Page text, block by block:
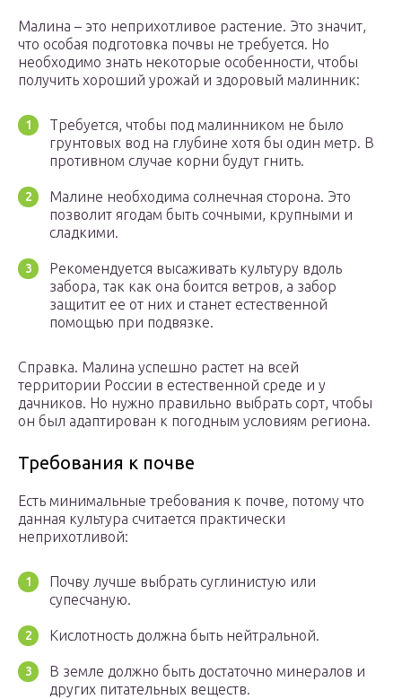
Малина – это неприхотливое растение. Это значит,
что особая подготовка почвы не требуется. Но
необходимо знать некоторые особенности, чтобы
получить хороший урожай и здоровый малинник:
Требуется, чтобы под малинником не было
грунтовых вод на глубине хотя бы один метр. В
противном случае корни будут гнить.
Малине необходима солнечная сторона. Это
позволит ягодам быть сочными, крупными и
сладкими.
Рекомендуется высаживать культуру вдоль
забора, так как она боится ветров, а забор
защитит ее от них и станет естественной
помощью при подвязке.
Справка. Малина успешно растет на всей
территории России в естественной среде и у
дачников. Но нужно правильно выбрать сорт, чтобы
он был адаптирован к погодным условиям региона.
Требования к почве
Есть минимальные требования к почве, потому что
данная культура считается практически
неприхотливой:
Почву лучше выбрать суглинистую или
супесчаную.
Кислотность должна быть нейтральной.
В земле должно быть достаточно минералов и
других питательных веществ.